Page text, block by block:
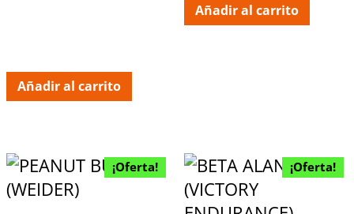
Añadir al carrito
Añadir al carrito
¡Oferta! ¡Oferta!